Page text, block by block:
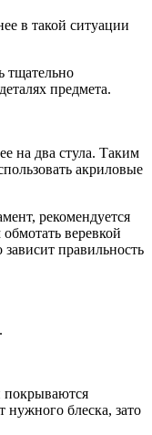
в такой ситуации
тщательно
предмета.
на два стула. Таким
акриловые
рекомендуется
веревкой
правильность
покрываются
нужного блеска, зато